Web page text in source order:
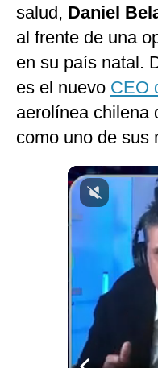
Mix
Notas Contratadas
Podcast
salud, Daniel
al frente de una
en su país natal.
es el nuevo CEO
aerolínea chilena
como uno de sus